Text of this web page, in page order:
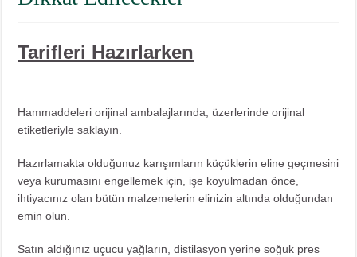
Tarifleri Hazırlarken
Hammaddeleri orijinal ambalajlarında, üzerlerinde orijinal
etiketleriyle saklayın.
Hazırlamakta olduğunuz karışımların küçüklerin eline geçmesini
veya kurumasını engellemek için, işe koyulmadan önce,
ihtiyacınız olan bütün malzemelerin elinizin altında olduğundan
emin olun.
Satın aldığınız uçucu yağların, distilasyon yerine soğuk pres